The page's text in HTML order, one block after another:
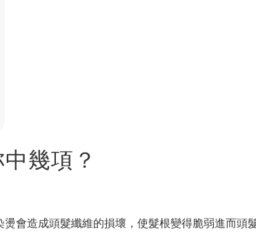
幾項？
會造成頭髮纖維的損壞，使髮根變得脆弱進而頭